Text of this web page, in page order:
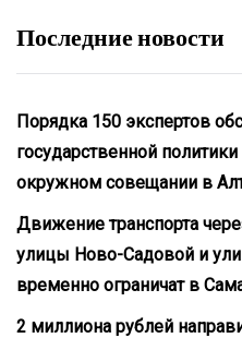
Последние новости
Порядка 150 экспертов
государственной
окружном совещании в
Движение транспорта
улицы Ново-Садовой и
временно ограничат в
2 миллиона рублей